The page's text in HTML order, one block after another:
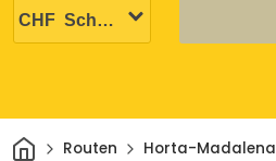
HeimRouten Horta-Madalena